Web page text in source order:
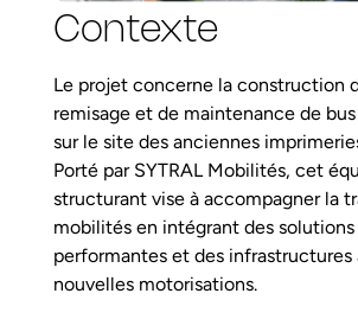
Contexte
Le projet concerne la construction
remisage et de maintenance de bus
sur le site des anciennes
Porté par SYTRAL Mobilités, cet
structurant vise à accompagner la
mobilités en intégrant des
performantes et des infrastructures
nouvelles motorisations.